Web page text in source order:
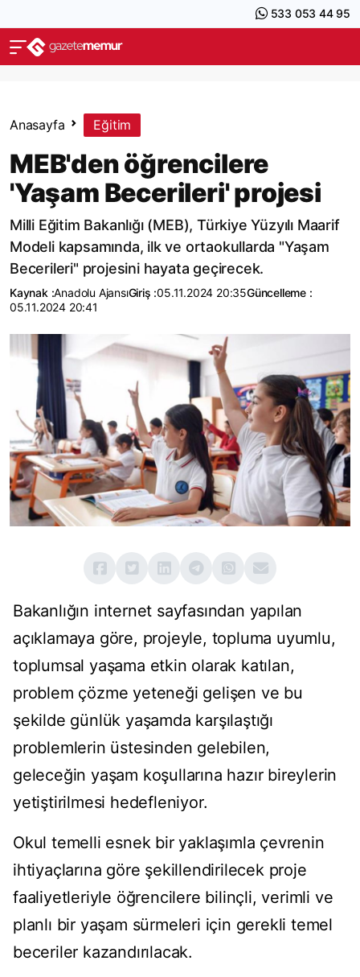
533 053 44 95
Anasayfa Eğitim
MEB'den öğrencilere
'Yaşam Becerileri' projesi
Milli Eğitim Bakanlığı (MEB), Türkiye Yüzyılı Maarif
Modeli kapsamında, ilk ve ortaokullarda "Yaşam
Becerileri" projesini hayata geçirecek.
Kaynak :Anadolu AjansıGiriş :05.11.2024 20:35Güncelleme :
05.11.2024 20:41
Bakanlığın internet sayfasından yapılan
açıklamaya göre, projeyle, topluma uyumlu,
toplumsal yaşama etkin olarak katılan,
problem çözme yeteneği gelişen ve bu
şekilde günlük yaşamda karşılaştığı
problemlerin üstesinden gelebilen,
geleceğin yaşam koşullarına hazır bireylerin
yetiştirilmesi hedefleniyor.
Okul temelli esnek bir yaklaşımla çevrenin
ihtiyaçlarına göre şekillendirilecek proje
faaliyetleriyle öğrencilere bilinçli, verimli ve
planlı bir yaşam sürmeleri için gerekli temel
beceriler kazandırılacak.